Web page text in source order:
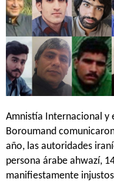
Amnistía Internacional y
Boroumand
año, las autoridades
persona árabe ahwazí,
manifiestamente